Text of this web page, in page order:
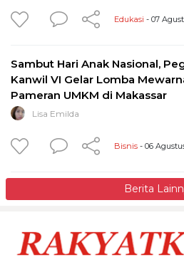
Edukasi - 07
Sambut Hari Anak Nasional,
Kanwil VI Gelar Lomba
Pameran UMKM di Makassar
Lisa Emilda
Bisnis - 06
Berita